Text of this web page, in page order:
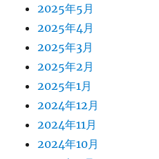
2025年5月
2025年4月
2025年3月
2025年2月
2025年1月
2024年12月
2024年11月
2024年10月